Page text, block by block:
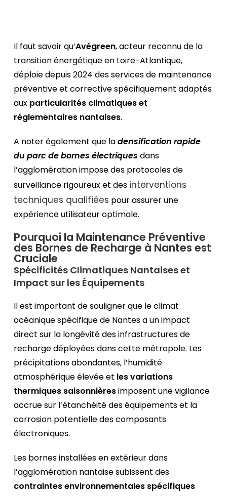
Il faut savoir qu’Avégreen, acteur reconnu de la
transition énergétique en Loire-Atlantique,
déploie depuis 2024 des services de maintenance
préventive et corrective spécifiquement adaptés
aux particularités climatiques et
réglementaires nantaises.
A noter également que ladensification rapide
du parc de bornes électriques dans
l’agglomération impose des protocoles de
surveillance rigoureux et des interventions
techniques qualifiées pour assurer une
expérience utilisateur optimale.
Pourquoi la Maintenance Préventive
des Bornes de Recharge à Nantes est
Cruciale
Spécificités Climatiques Nantaises et
Impact sur les Équipements
Il est important de souligner que le climat
océanique spécifique de Nantes a un impact
direct sur la longévité des infrastructures de
recharge déployées dans cette métropole. Les
précipitations abondantes, l’humidité
atmosphérique élevée et les variations
thermiques saisonnièresimposent une vigilance
accrue sur l’étanchéité des équipements et la
corrosion potentielle des composants
électroniques.
Les bornes installées en extérieur dans
l’agglomération nantaise subissent des
contraintes environnementales spécifiques